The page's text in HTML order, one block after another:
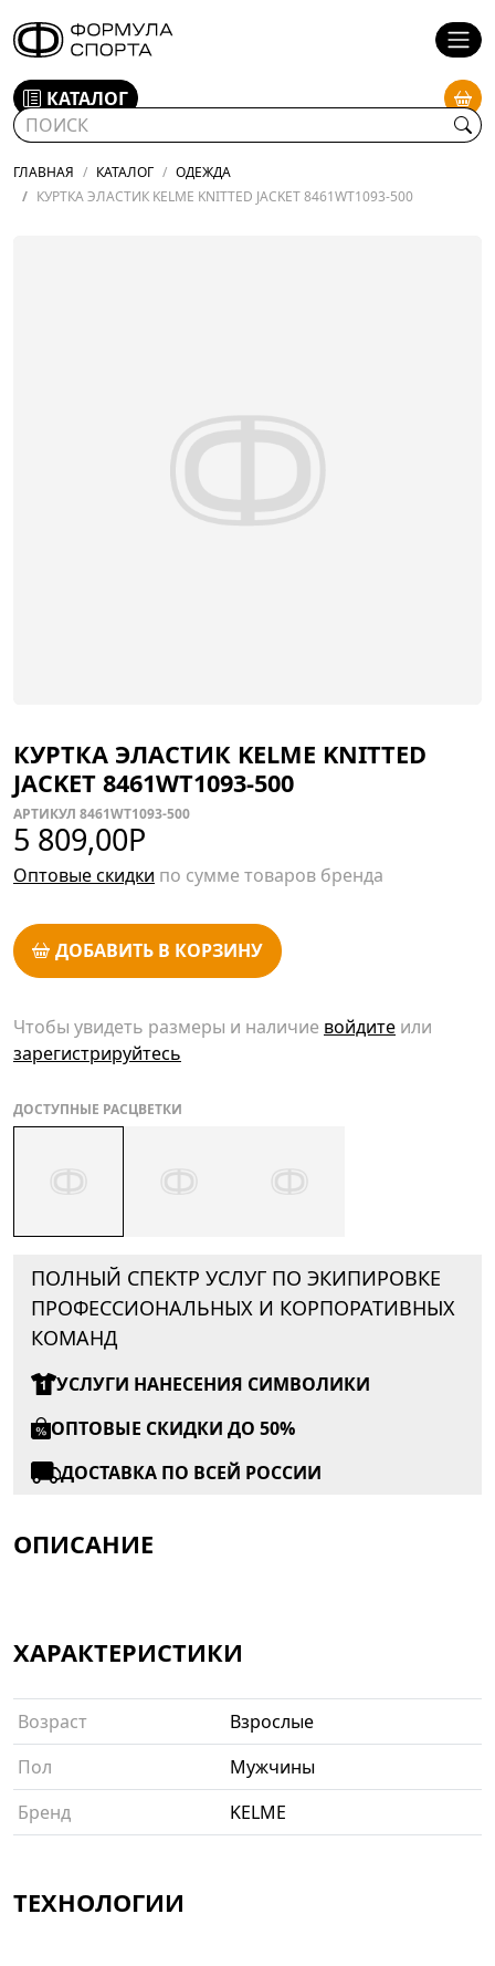
КАТАЛОГ
ГЛАВНАЯ КАТАЛОГ
ОДЕЖДА
КУРТКА ЭЛАСТИК KELME KNITTED JACKET 8461WT1093-500
КУРТКА ЭЛАСТИК KELME KNITTED
JACKET 8461WT1093-500
АРТИКУЛ 8461WT1093-500
5 809,00Р
Оптовые скидки по сумме товаров бренда
ДОБАВИТЬ В КОРЗИНУ
Чтобы увидеть размеры и наличие войдите или
зарегистрируйтесь
ДОСТУПНЫЕ РАСЦВЕТКИ
ПОЛНЫЙ СПЕКТР УСЛУГ ПО ЭКИПИРОВКЕ
ПРОФЕССИОНАЛЬНЫХ И КОРПОРАТИВНЫХ
КОМАНД
УСЛУГИ НАНЕСЕНИЯ СИМВОЛИКИ
ОПТОВЫЕ СКИДКИ ДО 50%
ДОСТАВКА ПО ВСЕЙ РОССИИ
ОПИСАНИЕ
ХАРАКТЕРИСТИКИ
Возраст
Взрослые
Пол
Мужчины
Бренд
KELME
ТЕХНОЛОГИИ